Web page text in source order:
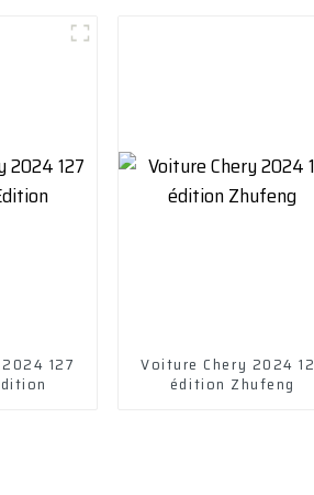
127
Voiture Chery 2024
édition Zhufeng